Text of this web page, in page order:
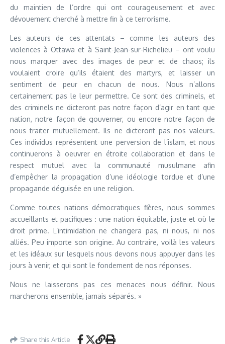
du maintien de l’ordre qui ont courageusement et avec
dévouement cherché à mettre fin à ce terrorisme.
Les auteurs de ces attentats – comme les auteurs des
violences à Ottawa et à Saint-Jean-sur-Richelieu – ont voulu
nous marquer avec des images de peur et de chaos; ils
voulaient croire qu’ils étaient des martyrs, et laisser un
sentiment de peur en chacun de nous. Nous n’allons
certainement pas le leur permettre. Ce sont des criminels, et
des criminels ne dicteront pas notre façon d’agir en tant que
nation, notre façon de gouverner, ou encore notre façon de
nous traiter mutuellement. Ils ne dicteront pas nos valeurs.
Ces individus représentent une perversion de l’islam, et nous
continuerons à oeuvrer en étroite collaboration et dans le
respect mutuel avec la communauté musulmane afin
d’empêcher la propagation d’une idéologie tordue et d’une
propagande déguisée en une religion.
Comme toutes nations démocratiques fières, nous sommes
accueillants et pacifiques : une nation équitable, juste et où le
droit prime. L’intimidation ne changera pas, ni nous, ni nos
alliés. Peu importe son origine. Au contraire, voilà les valeurs
et les idéaux sur lesquels nous devons nous appuyer dans les
jours à venir, et qui sont le fondement de nos réponses.
Nous ne laisserons pas ces menaces nous définir. Nous
marcherons ensemble, jamais séparés. »
Share this Article